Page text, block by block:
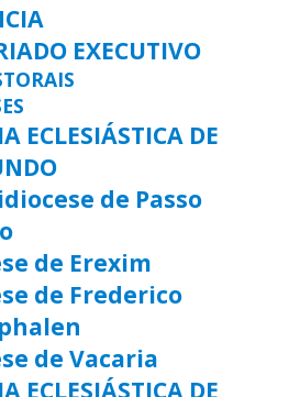
EXECUTIVO
ECLESIÁSTICA DE
de Passo
de Erexim
de Frederico
de Vacaria
ECLESIÁSTICA DE